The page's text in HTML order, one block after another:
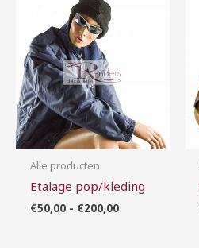
Alle producten
Etalage pop/kleding
€50,00 - €200,00